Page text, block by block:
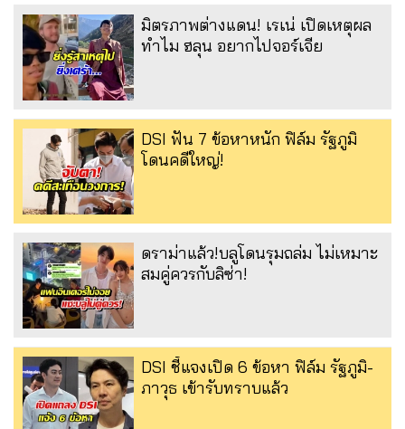
มิตรภาพต่างแดน! เรเน่ เปิดเหตุผล
ทำไม ฮลุน อยากไปจอร์เจีย
DSI ฟัน 7 ข้อหาหนัก ฟิล์ม รัฐภูมิ
โดนคดีใหญ่!
ดราม่าแล้ว!บลูโดนรุมถล่ม ไม่เหมาะ
สมคู่ควรกับลิซ่า!
DSI ชี้แจงเปิด 6 ข้อหา ฟิล์ม รัฐภูมิ-
ภาวุธ เข้ารับทราบแล้ว